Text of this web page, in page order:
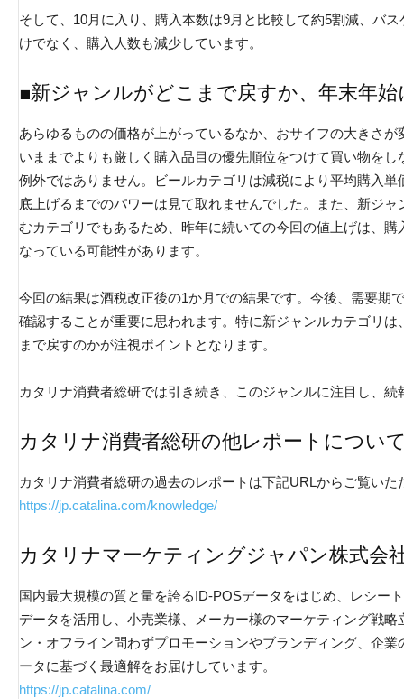
そして、10月に入り、購入本数は9月と比較して約5割減、バ
けでなく、購入人数も減少しています。
■新ジャンルがどこまで戻すか、年末年始
あらゆるものの価格が上がっているなか、おサイフの大きさ
いままでよりも厳しく購入品目の優先順位をつけて買い物を
例外ではありません。ビールカテゴリは減税により平均購入
底上げるまでのパワーは見て取れませんでした。また、新ジ
むカテゴリでもあるため、昨年に続いての今回の値上げは、
なっている可能性があります。
今回の結果は酒税改正後の1か月での結果です。今後、需要期
確認することが重要に思われます。特に新ジャンルカテゴリ
まで戻すのかが注視ポイントとなります。
カタリナ消費者総研では引き続き、このジャンルに注目し、続
カタリナ消費者総研の他レポートについ
カタリナ消費者総研の過去のレポートは下記URLからご覧いた
https://jp.catalina.com/knowledge/
カタリナマーケティングジャパン株式会
国内最大規模の質と量を誇るID-POSデータをはじめ、レシー
データを活用し、小売業様、メーカー様のマーケティング戦
ン・オフライン問わずプロモーションやブランディング、企
ータに基づく最適解をお届けしています。
https://jp.catalina.com/